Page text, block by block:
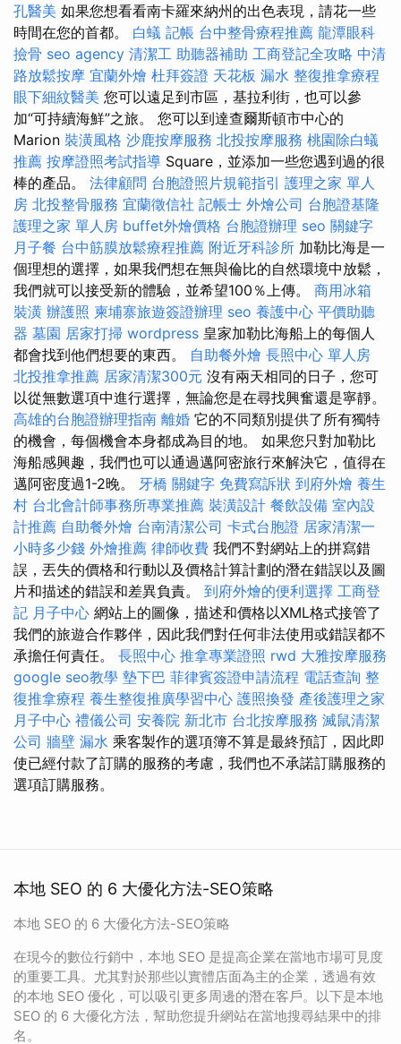
孔醫美 如果您想看看南卡羅來納州的出色表現，請花一些
時間在您的首都。 白蟻 記帳 台中整骨療程推薦 龍潭眼科
撿骨 seo agency 清潔工 助聽器補助 工商登記全攻略 中清
路放鬆按摩 宜蘭外燴 杜拜簽證 天花板 漏水 整復推拿療程
眼下細紋醫美 您可以遠足到市區，基拉利街，也可以參
加“可持續海鮮”之旅。 您可以到達查爾斯頓市中心的
Marion 裝潢風格 沙鹿按摩服務 北投按摩服務 桃園除白蟻
推薦 按摩證照考試指導 Square，並添加一些您遇到過的很
棒的產品。 法律顧問 台胞證照片規範指引 護理之家 單人
房 北投整骨服務 宜蘭徵信社 記帳士 外燴公司 台胞證基隆
護理之家 單人房 buffet外燴價格 台胞證辦理 seo 關鍵字
月子餐 台中筋膜放鬆療程推薦 附近牙科診所 加勒比海是一
個理想的選擇，如果我們想在無與倫比的自然環境中放鬆，
我們就可以接受新的體驗，並希望100％上傳。 商用冰箱
裝潢 辦護照 柬埔寨旅遊簽證辦理 seo 養護中心 平價助聽
器 墓園 居家打掃 wordpress 皇家加勒比海船上的每個人
都會找到他們想要的東西。 自助餐外燴 長照中心 單人房
北投推拿推薦 居家清潔300元 沒有兩天相同的日子，您可
以從無數選項中進行選擇，無論您是在尋找興奮還是寧靜。
高雄的台胞證辦理指南 離婚 它的不同類別提供了所有獨特
的機會，每個機會本身都成為目的地。 如果您只對加勒比
海船感興趣，我們也可以通過邁阿密旅行來解決它，值得在
邁阿密度過1-2晚。 牙橋 關鍵字 免費寫訴狀 到府外燴 養生
村 台北會計師事務所專業推薦 裝潢設計 餐飲設備 室內設
計推薦 自助餐外燴 台南清潔公司 卡式台胞證 居家清潔一
小時多少錢 外燴推薦 律師收費 我們不對網站上的拼寫錯
誤，丟失的價格和行動以及價格計算計劃的潛在錯誤以及圖
片和描述的錯誤和差異負責。 到府外燴的便利選擇 工商登
記 月子中心 網站上的圖像，描述和價格以XML格式接管了
我們的旅遊合作夥伴，因此我們對任何非法使用或錯誤都不
承擔任何責任。 長照中心 推拿專業證照 rwd 大雅按摩服務
google seo教學 墊下巴 菲律賓簽證申請流程 電話查詢 整
復推拿療程 養生整復推廣學習中心 護照換發 產後護理之家
月子中心 禮儀公司 安養院 新北市 台北按摩服務 滅鼠清潔
公司 牆壁 漏水 乘客製作的選項簿不算是最終預訂，因此即
使已經付款了訂購的服務的考慮，我們也不承諾訂購服務的
選項訂購服務。
本地 SEO 的 6 大優化方法-SEO策略
本地 SEO 的 6 大優化方法-SEO策略
在現今的數位行銷中，本地 SEO 是提高企業在當地市場可見度
的重要工具。尤其對於那些以實體店面為主的企業，透過有效
的本地 SEO 優化，可以吸引更多周邊的潛在客戶。以下是本地
SEO 的 6 大優化方法，幫助您提升網站在當地搜尋結果中的排
名。